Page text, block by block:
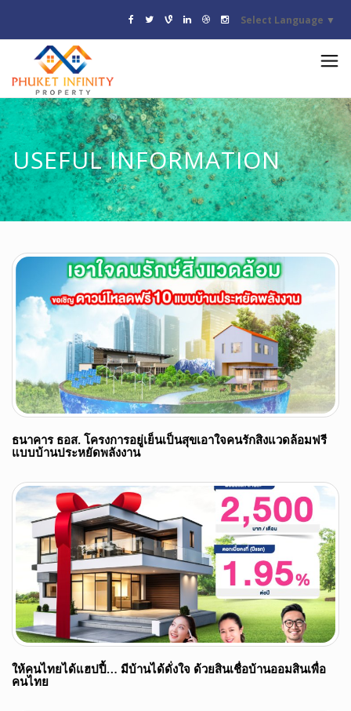
Select Language ▼
USEFUL INFORMATION
ธนาคาร ธอส. โครงการอยู่เย็นเป็นสุขเอาใจคนรักสิงแวดล้อมฟรี
แบบบ้านประหยัดพลังงาน
ให้คนไทยได้แฮปปี้… มีบ้านได้ดั่งใจ ด้วยสินเชื่อบ้านออมสินเพื่อ
คนไทย